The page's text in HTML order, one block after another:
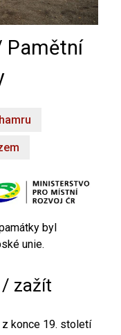
Pamětní
byl
unie.
/ zažít
z konce 19. století